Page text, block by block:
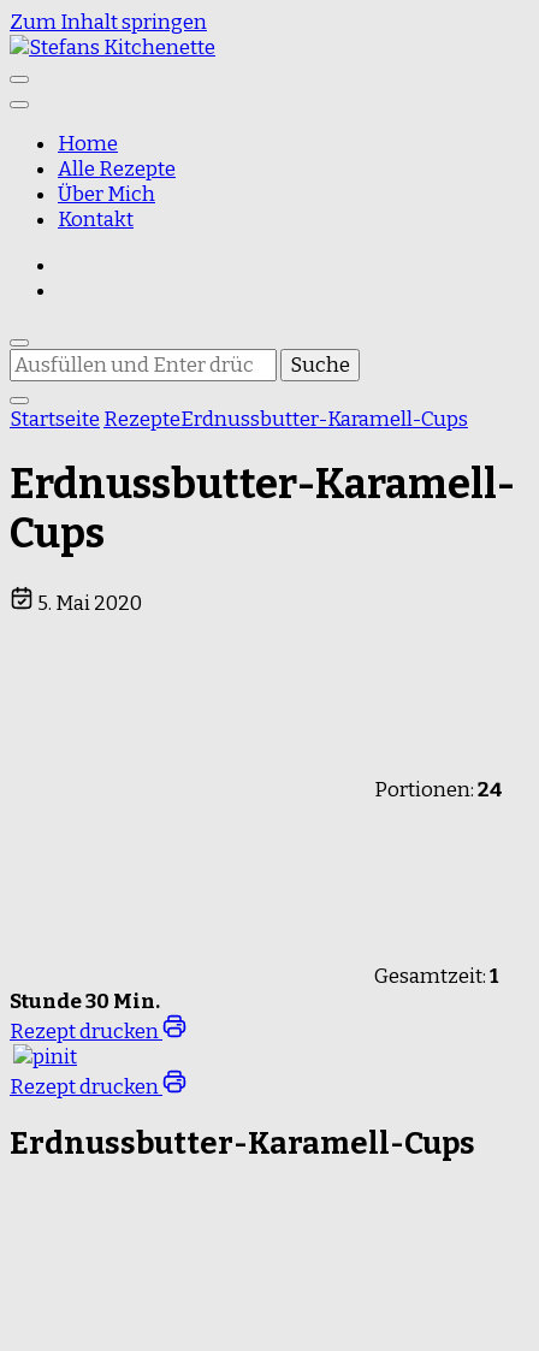
Zum Inhalt springen
Stefans Kitchenette
Home
Alle Rezepte
Über Mich
Kontakt
Suchst
du
nach
etwas?
Startseite RezepteErdnussbutter-Karamell-Cups
Erdnussbutter-Karamell-
Cups
5. Mai 2020
Portionen:24
Gesamtzeit:1
Stunde 30 Min.
Rezept drucken
Rezept drucken
Erdnussbutter-Karamell-Cups